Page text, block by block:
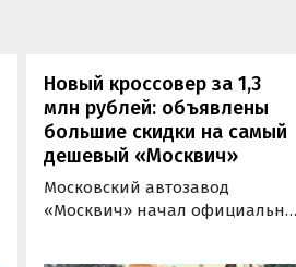
Новый кроссовер за 1,3
млн рублей: объявлены
большие скидки на самый
дешевый «Москвич»
Московский автозавод
«Москвич» начал официально